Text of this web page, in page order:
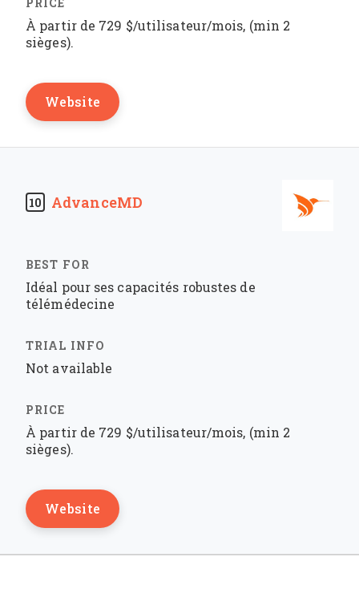
À partir de 729 $/utilisateur/mois, (min 2
sièges).
Website
10 AdvanceMD
Idéal pour ses capacités robustes de
télémédecine
Not available
À partir de 729 $/utilisateur/mois, (min 2
sièges).
Website